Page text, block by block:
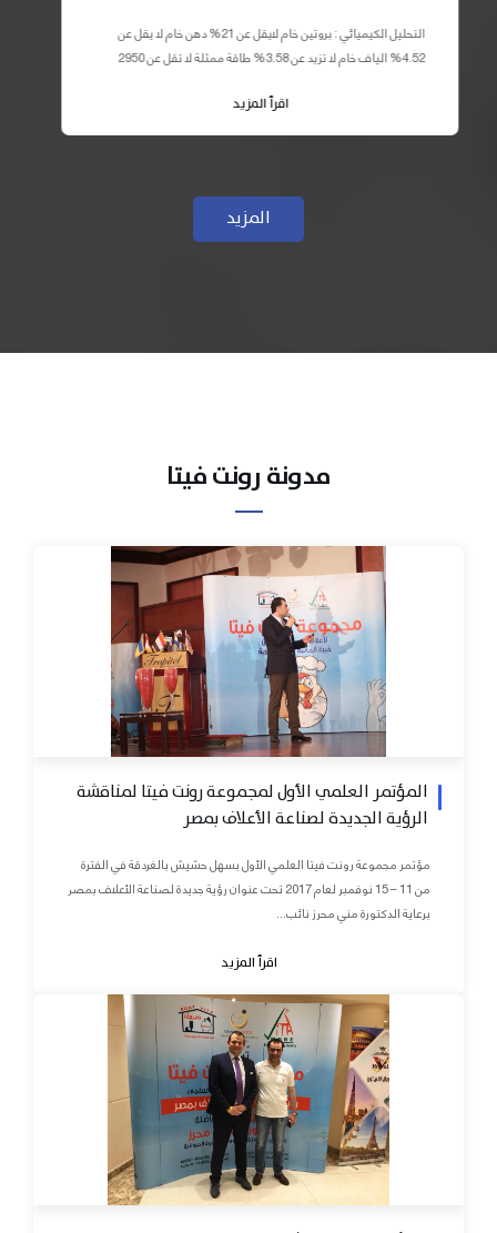
التحليل الكيميائي : بروتين خام لايقل عن 21% دهن خام لا يقل عن
4.52% الياف خام لا تزيد عن 3.58% طاقة ممثلة لا تقل عن 2950
اقرأ المزيد
المزيد
مدونة رونت فيتا
المؤتمر العلمي الأول لمجموعة رونت فيتا لمناقشة
الرؤية الجديدة لصناعة الأعلاف بمصر
مؤتمر مجموعة رونت فيتا العلمي الأول بسهل حشيش بالغردقة في الفترة
من 11 – 15 نوفمبر لعام 2017 تحت عنوان رؤية جديدة لصناعة الأعلاف بمصر
برعاية الدكتورة مني محرز نائب...
اقرأ المزيد